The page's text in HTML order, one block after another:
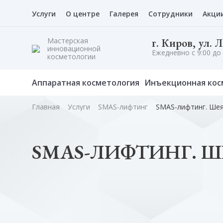
Услуги О центре Галерея Сотрудники
Мастерская
инновационной
косметологии
г. Киров, ул.
Ежедневно с 9:00 до
Аппаратная косметология Инъекционная
Главная Услуги SMAS-лифтинг SMAS-лифтинг.
SMAS-ЛИФТИНГ.